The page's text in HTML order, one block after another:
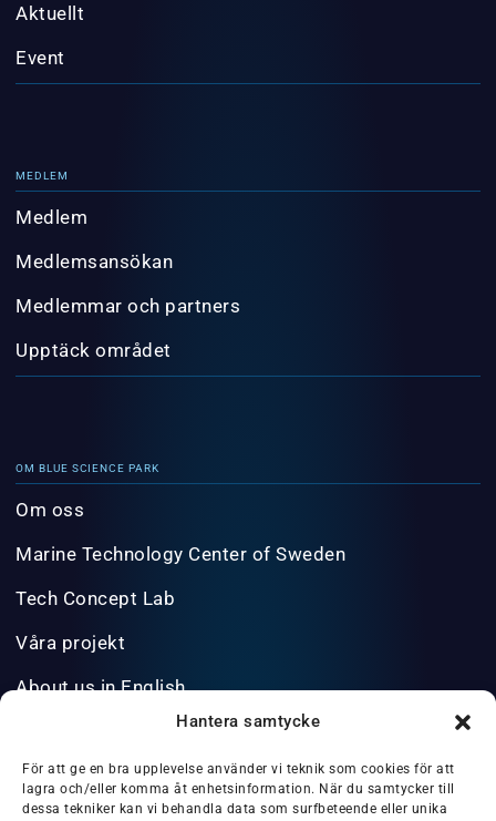
Hantera samtycke
För att ge en bra upplevelse använder vi teknik som cookies för att
lagra och/eller komma åt enhetsinformation. När du samtycker till
dessa tekniker kan vi behandla data som surfbeteende eller unika
Aktuellt
Event
MEDLEM
Medlem
Medlemsansökan
Medlemmar och partners
Upptäck området
OM BLUE SCIENCE PARK
Om oss
Marine Technology Center of Sweden
Tech Concept Lab
Våra projekt
About us in English
INFO@BLUESCIENCEPARK.SE